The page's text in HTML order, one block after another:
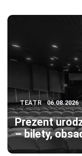
TEATR 06.08.2026
Prezent
– bilety,